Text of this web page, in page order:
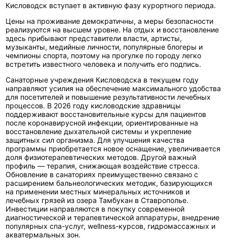
Кисловодск вступает в активную фазу курортного периода.
Цены на проживание демократичны, а меры безопасности
реализуются на высшем уровне. На отдых и восстановление
здесь прибывают представители власти, артисты,
музыканты, медийные личности, популярные блогеры и
чемпионы спорта, поэтому на прогулке по городу легко
встретить известного человека и получить его подпись.
Санаторные учреждения Кисловодска в текущем году
направляют усилия на обеспечение максимального удобства
для посетителей и повышение результативности лечебных
процессов. В 2026 году кисловодские здравницы
поддерживают восстановительные курсы для пациентов
после коронавирусной инфекции, ориентированные на
восстановление дыхательной системы и укрепление
защитных сил организма. Для улучшения качества
программы приобретается новое оснащение, увеличивается
доля физиотерапевтических методов. Другой важный
профиль — терапия, снижающая воздействие стресса.
Обновление в санаториях преимущественно связано с
расширением бальнеологических методик, базирующихся
на применении местных минеральных источников и
лечебных грязей из озера Тамбукан в Ставрополье.
Инвестиции направляются в покупку современной
диагностической и терапевтической аппаратуры, внедрение
популярных спа-услуг, wellness-курсов, гидромассажных и
акватермальных зон.